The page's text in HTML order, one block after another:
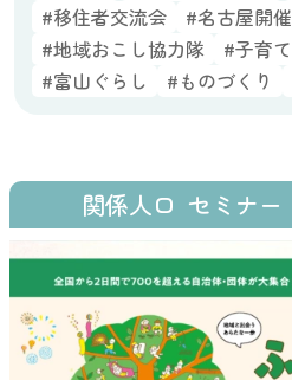
#移住者交流会
#名古屋開催
#地域おこし協力隊
#子育て
#富山ぐらし
#ものづくり
関係人口 セミナー